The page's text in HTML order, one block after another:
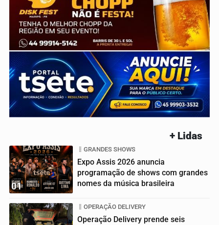
+ Lidas
01
GRANDES SHOWS
Expo Assis 2026 anuncia
programação de shows com grandes
nomes da música brasileira
OPERAÇÃO DELIVERY
Operação Delivery prende seis